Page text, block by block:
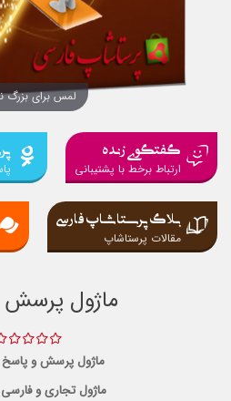
لمس برای بزرگ
گفتگوی زنده
ارتباط برخط با پشتیبانی
بلاگ پرستاشاپ فارسی
مقالات پرستاشاپ
ماژول
ماژول پرسش و پاسخ
ماژول تجاری و